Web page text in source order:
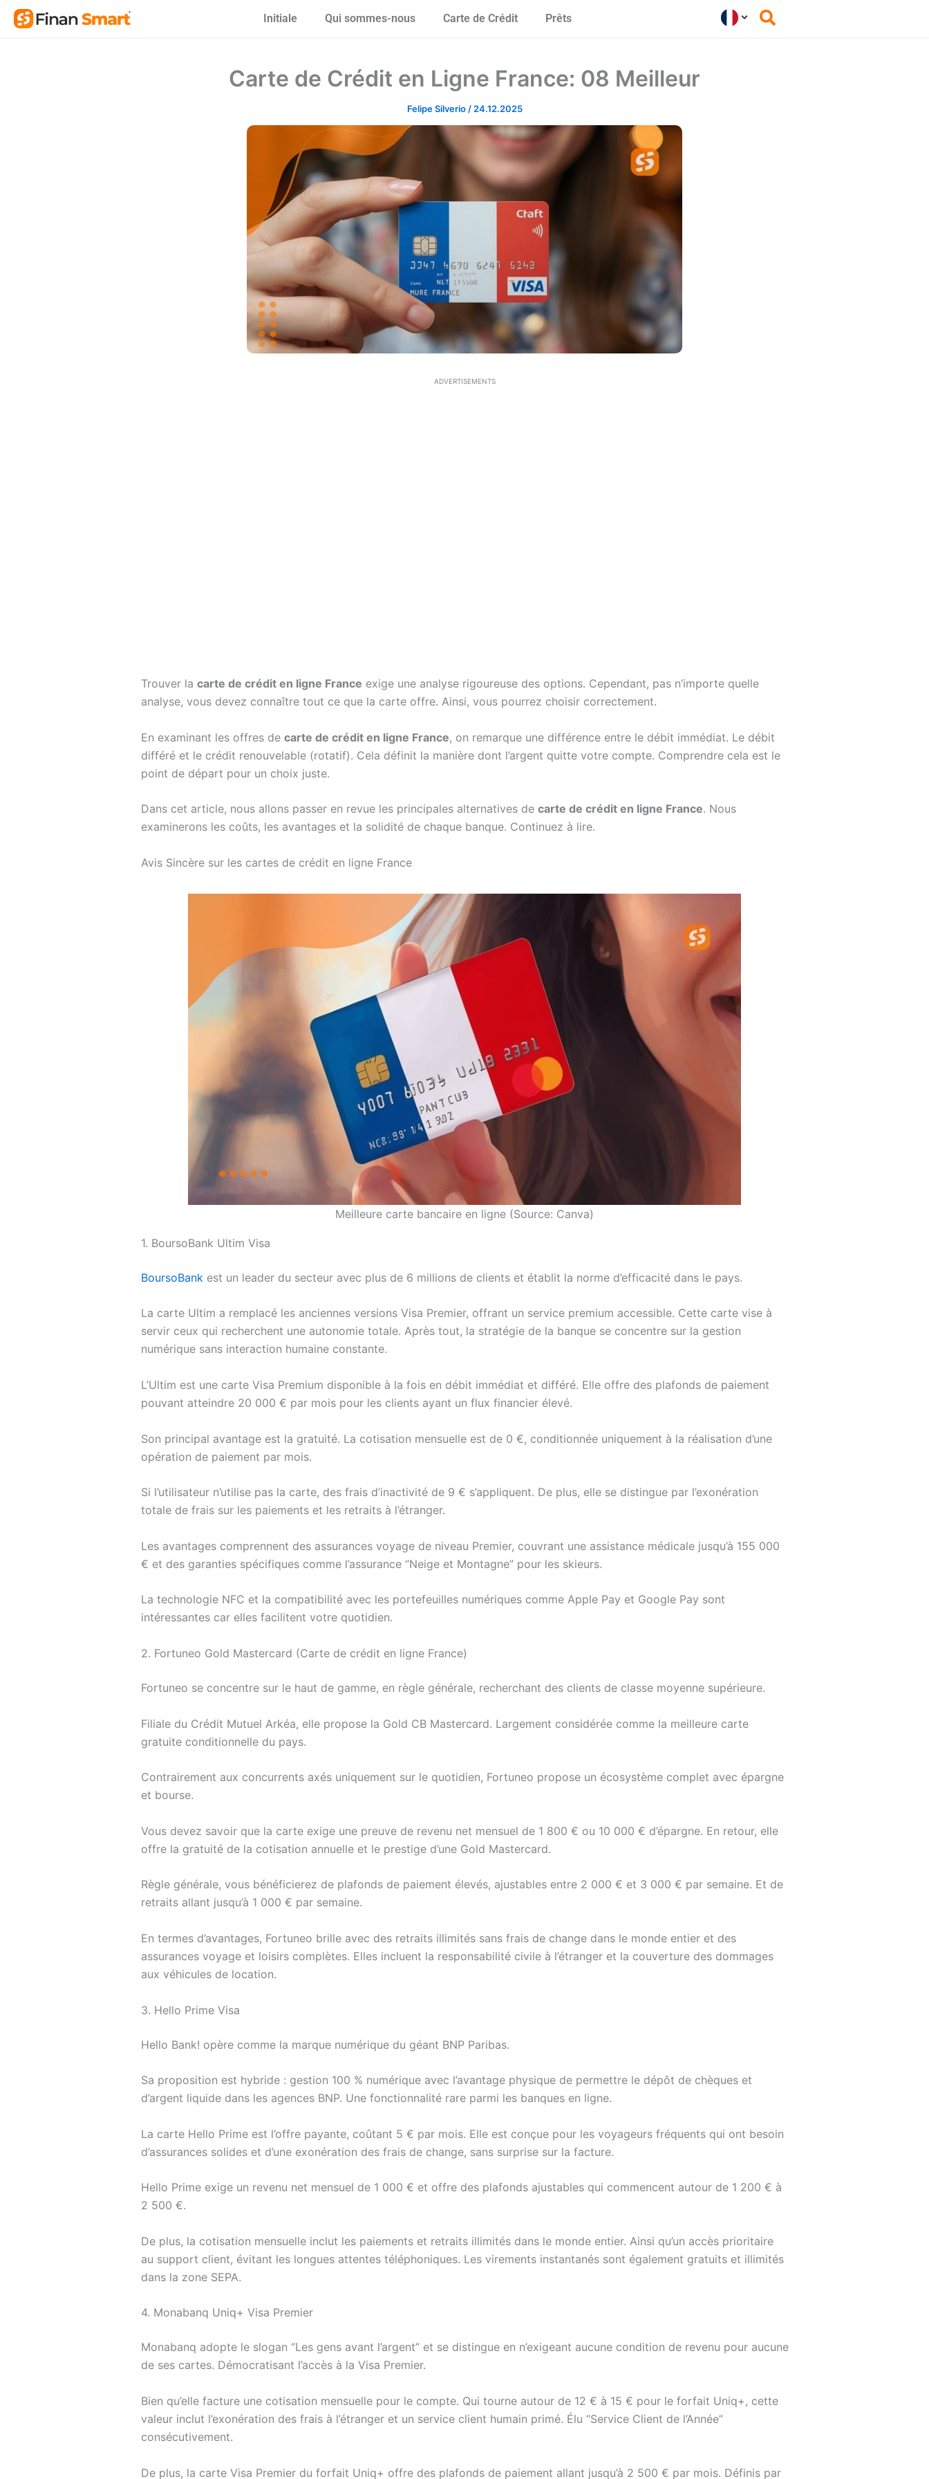
Skip
Initiale Qui sommes-nous Carte de Crédit Prêts
Carte de Crédit en Ligne France: 08 Meilleur
Felipe Silverio / 24.12.2025
ADVERTISEMENTS
Trouver la carte de crédit en ligne France exige une analyse rigoureuse des options. Cependant, pas n’importe quelle
analyse, vous devez connaître tout ce que la carte offre. Ainsi, vous pourrez choisir correctement.
En examinant les offres de carte de crédit en ligne France, on remarque une différence entre le débit immédiat. Le débit
différé et le crédit renouvelable (rotatif). Cela définit la manière dont l’argent quitte votre compte. Comprendre cela est le
point de départ pour un choix juste.
Dans cet article, nous allons passer en revue les principales alternatives de carte de crédit en ligne France. Nous
examinerons les coûts, les avantages et la solidité de chaque banque. Continuez à lire.
Avis Sincère sur les cartes de crédit en ligne France
Meilleure carte bancaire en ligne (Source: Canva)
1. BoursoBank Ultim Visa
BoursoBank est un leader du secteur avec plus de 6 millions de clients et établit la norme d’efficacité dans le pays.
La carte Ultim a remplacé les anciennes versions Visa Premier, offrant un service premium accessible. Cette carte vise à
servir ceux qui recherchent une autonomie totale. Après tout, la stratégie de la banque se concentre sur la gestion
numérique sans interaction humaine constante.
L’Ultim est une carte Visa Premium disponible à la fois en débit immédiat et différé. Elle offre des plafonds de paiement
pouvant atteindre 20 000 € par mois pour les clients ayant un flux financier élevé.
Son principal avantage est la gratuité. La cotisation mensuelle est de 0 €, conditionnée uniquement à la réalisation d’une
opération de paiement par mois.
Si l’utilisateur n’utilise pas la carte, des frais d’inactivité de 9 € s’appliquent. De plus, elle se distingue par l’exonération
totale de frais sur les paiements et les retraits à l’étranger.
Les avantages comprennent des assurances voyage de niveau Premier, couvrant une assistance médicale jusqu’à 155 000
€ et des garanties spécifiques comme l’assurance “Neige et Montagne” pour les skieurs.
La technologie NFC et la compatibilité avec les portefeuilles numériques comme Apple Pay et Google Pay sont
intéressantes car elles facilitent votre quotidien.
2. Fortuneo Gold Mastercard (Carte de crédit en ligne France)
Fortuneo se concentre sur le haut de gamme, en règle générale, recherchant des clients de classe moyenne supérieure.
Filiale du Crédit Mutuel Arkéa, elle propose la Gold CB Mastercard. Largement considérée comme la meilleure carte
gratuite conditionnelle du pays.
Contrairement aux concurrents axés uniquement sur le quotidien, Fortuneo propose un écosystème complet avec épargne
et bourse.
Vous devez savoir que la carte exige une preuve de revenu net mensuel de 1 800 € ou 10 000 € d’épargne. En retour, elle
offre la gratuité de la cotisation annuelle et le prestige d’une Gold Mastercard.
Règle générale, vous bénéficierez de plafonds de paiement élevés, ajustables entre 2 000 € et 3 000 € par semaine. Et de
retraits allant jusqu’à 1 000 € par semaine.
En termes d’avantages, Fortuneo brille avec des retraits illimités sans frais de change dans le monde entier et des
assurances voyage et loisirs complètes. Elles incluent la responsabilité civile à l’étranger et la couverture des dommages
aux véhicules de location.
3. Hello Prime Visa
Hello Bank! opère comme la marque numérique du géant BNP Paribas.
Sa proposition est hybride : gestion 100 % numérique avec l’avantage physique de permettre le dépôt de chèques et
d’argent liquide dans les agences BNP. Une fonctionnalité rare parmi les banques en ligne.
La carte Hello Prime est l’offre payante, coûtant 5 € par mois. Elle est conçue pour les voyageurs fréquents qui ont besoin
d’assurances solides et d’une exonération des frais de change, sans surprise sur la facture.
Hello Prime exige un revenu net mensuel de 1 000 € et offre des plafonds ajustables qui commencent autour de 1 200 € à
2 500 €.
De plus, la cotisation mensuelle inclut les paiements et retraits illimités dans le monde entier. Ainsi qu’un accès prioritaire
au support client, évitant les longues attentes téléphoniques. Les virements instantanés sont également gratuits et illimités
dans la zone SEPA.
4. Monabanq Uniq+ Visa Premier
Monabanq adopte le slogan “Les gens avant l’argent” et se distingue en n’exigeant aucune condition de revenu pour aucune
de ses cartes. Démocratisant l’accès à la Visa Premier.
Bien qu’elle facture une cotisation mensuelle pour le compte. Qui tourne autour de 12 € à 15 € pour le forfait Uniq+, cette
valeur inclut l’exonération des frais à l’étranger et un service client humain primé. Élu “Service Client de l’Année”
consécutivement.
De plus, la carte Visa Premier du forfait Uniq+ offre des plafonds de paiement allant jusqu’à 2 500 € par mois. Définis par